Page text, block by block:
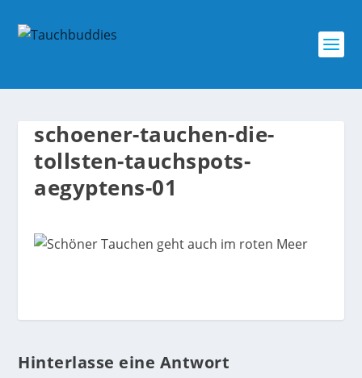
schoener-tauchen-die-
tollsten-tauchspots-
aegyptens-01
Hinterlasse eine Antwort